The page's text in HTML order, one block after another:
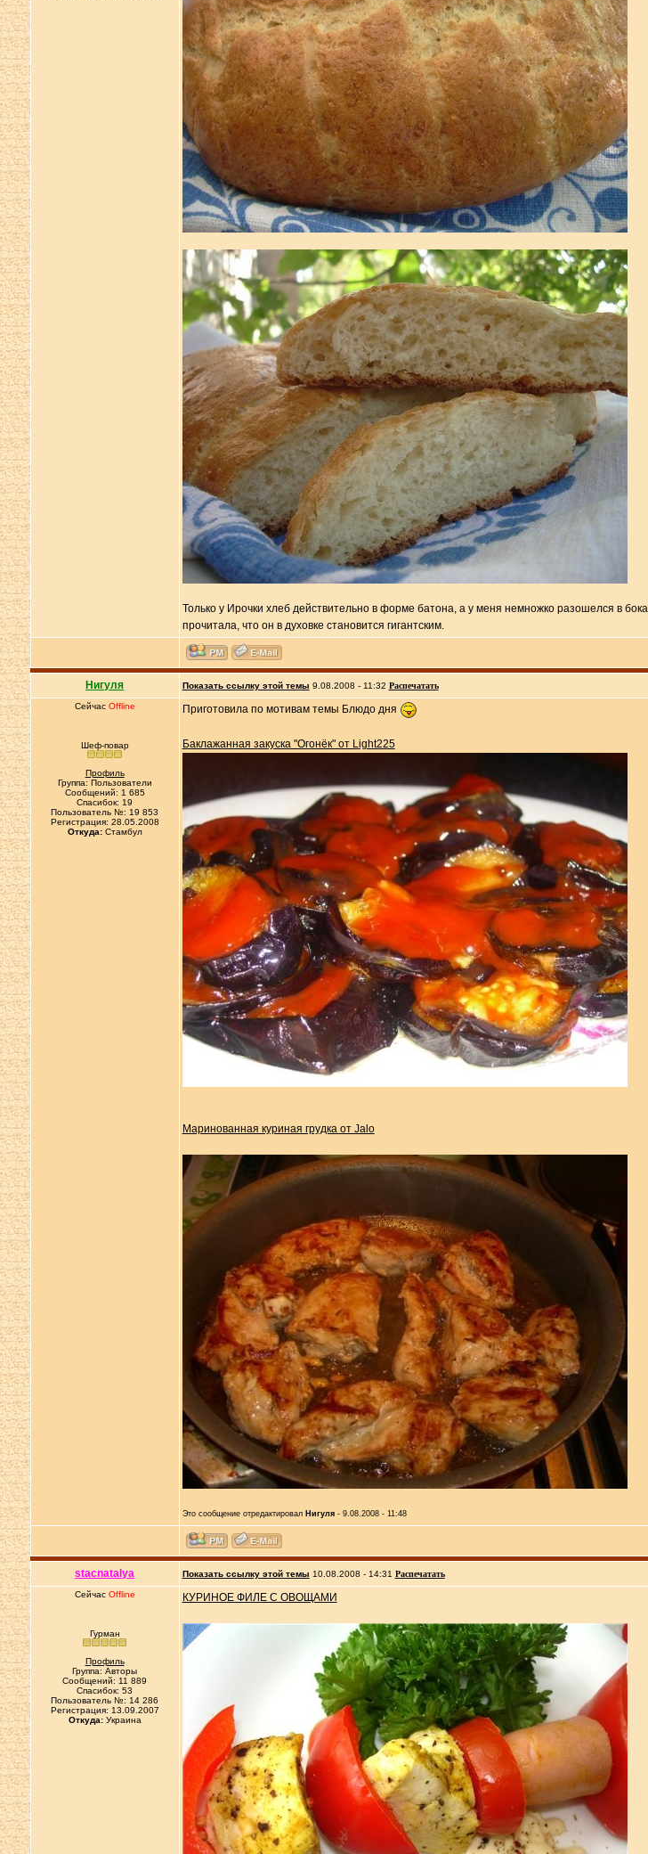
Только у Ирочки хлеб действительно в форме батона, а у меня немножко разошелся в
прочитала, что он в духовке становится гигантским.
Нигуля Показать ссылку этой темы 9.08.2008 - 11:32 Распечатать
Сейчас Offline
Шеф-повар
Профиль
Группа: Пользователи
Сообщений: 1 685
Спасибок: 19
Пользователь №: 19 853
Регистрация: 28.05.2008
Откуда:Cтамбул
Приготовила по мотивам темы Блюдо дня
Баклажанная закуска "Огонёк" от Light225
Маринованная куриная грудка от Jalo
Это сообщение отредактировал Нигуля- 9.08.2008 - 11:48
stacnatalya Показать ссылку этой темы 10.08.2008 - 14:31 Распечатать
Сейчас Offline
Гурман
Профиль
Группа: Авторы
Сообщений: 11 889
Спасибок: 53
Пользователь №: 14 286
Регистрация: 13.09.2007
Откуда:Украина
КУРИНОЕ ФИЛЕ С ОВОЩАМИ